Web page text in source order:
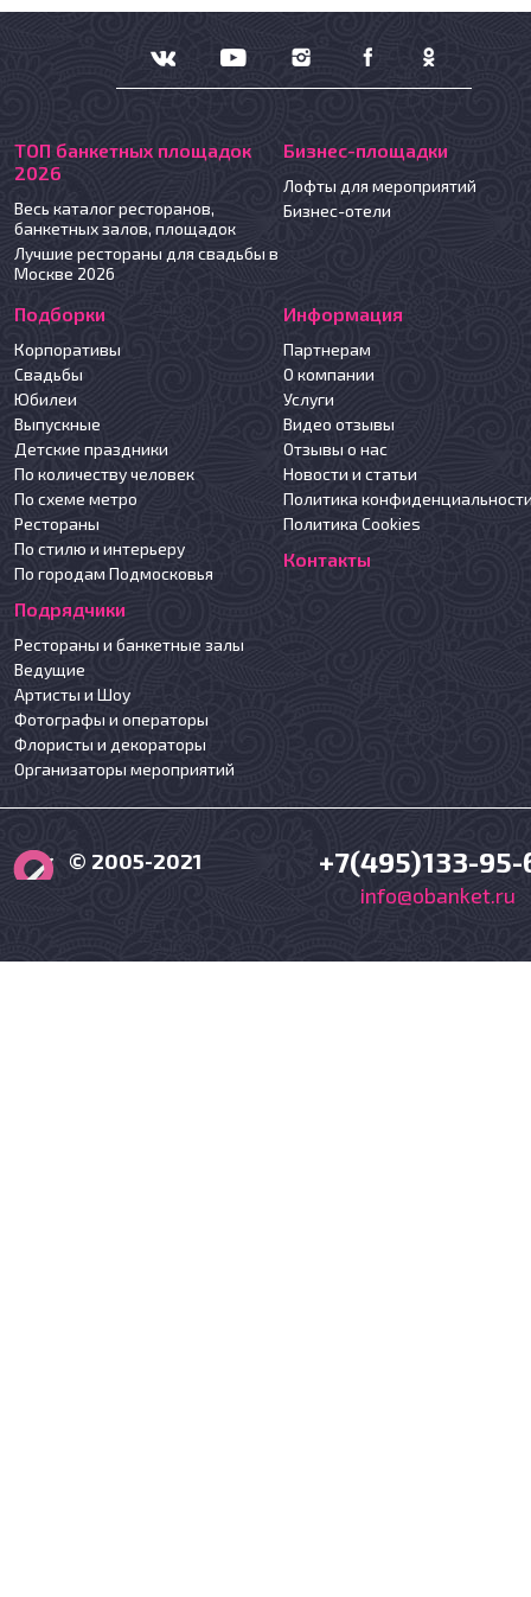
ТОП банкетных площадок
2026
Весь каталог ресторанов,
банкетных залов, площадок
Лучшие рестораны для свадьбы в
Москве 2026
Бизнес-площадки
Лофты для мероприятий
Бизнес-отели
Подборки
Корпоративы
Свадьбы
Юбилеи
Выпускные
Детские праздники
По количеству человек
По схеме метро
Рестораны
По стилю и интерьеру
По городам Подмосковья
Подрядчики
Рестораны и банкетные залы
Ведущие
Артисты и Шоу
Фотографы и операторы
Флористы и декораторы
Организаторы мероприятий
Информация
Партнерам
О компании
Услуги
Видео отзывы
Отзывы о нас
Новости и статьи
Политика
Политика Cookies
Контакты
© 2005-2021 +7(495)133-95-
info@obanket.ru